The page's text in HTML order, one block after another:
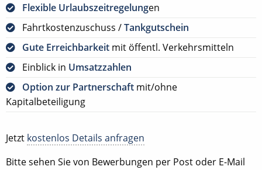
Flexible Urlaubszeitregelungen
Fahrtkostenzuschuss /Tankgutschein
Gute Erreichbarkeit mit öffentl. Verkehrsmitteln
Einblick in Umsatzzahlen
Option zur Partnerschaft mit/ohne
Kapitalbeteiligung
Jetzt kostenlos Details anfragen
Bitte sehen Sie von Bewerbungen per Post oder E-Mail